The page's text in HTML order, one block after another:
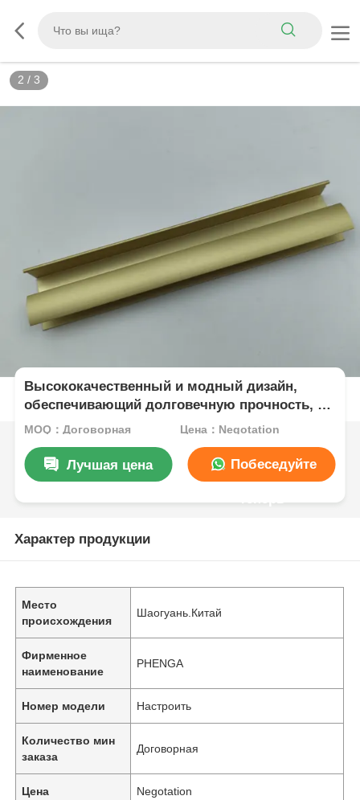
2 / 3
Высококачественный и модный дизайн,
обеспечивающий долговечную прочность, и
многофункциональные алюминиевые
MOQ：Договорная Цена：Negotation
Лучшая цена Побеседуйте
Характер продукции
Место
происхождения
Шаогуань.Китай
Фирменное
наименование
PHENGA
Номер модели Настроить
Количество мин
заказа
Договорная
Цена Negotation